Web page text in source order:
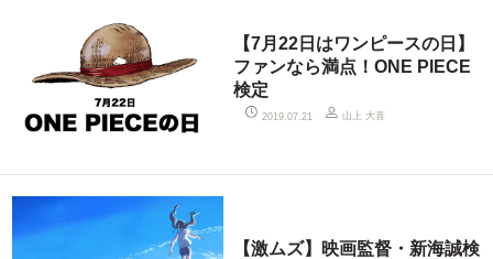
【7月22日はワンピースの日】
ファンなら満点！ONE PIECE
検定
2019.07.21 山上 大喜
【激ムズ】映画監督・新海誠検